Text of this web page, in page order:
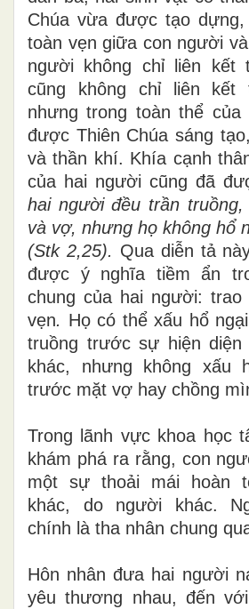
Chúa vừa được tạo dựng,
toàn vẹn giữa con người
người không chỉ liên kết
cũng không chỉ liên kết
nhưng trong toàn thể
được Thiên Chúa sáng
và thần khí. Khía cạnh
của hai người cũng đã
hai người đều trần
và vợ, nhưng họ không hổ
(Stk 2,25). Qua diễn tả
được ý nghĩa tiềm ẩn
chung của hai người: trao
vẹn. Họ có thể xấu hổ
truồng trước sự hiệndiện
khác, nhưng không xấu
trước mặt vợ hay chồng
Trong lãnh vực khoa học
khám phá ra rằng, con
một sự thoải mái hoàn
khác, do người khác.
chính là tha nhân chung
Hôn nhân đưa hai người
yêu thương nhau, đến